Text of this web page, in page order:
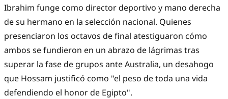
Ibrahim funge como director deportivo y mano derecha
de su hermano en la selección nacional. Quienes
presenciaron los octavos de final atestiguaron cómo
ambos se fundieron en un abrazo de lágrimas tras
superar la fase de grupos ante Australia, un desahogo
que Hossam justificó como "el peso de toda una vida
defendiendo el honor de Egipto".